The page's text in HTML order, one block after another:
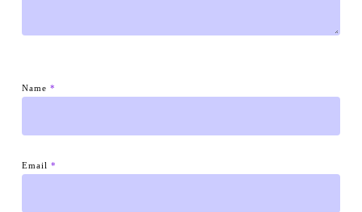
Name*
Email*